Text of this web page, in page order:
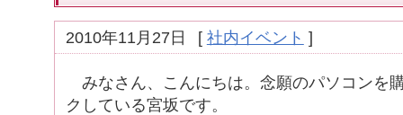
2010年11月27日 [ 社内イベント ]
みなさん、こんにちは。念願のパソコンを
クしている宮坂です。